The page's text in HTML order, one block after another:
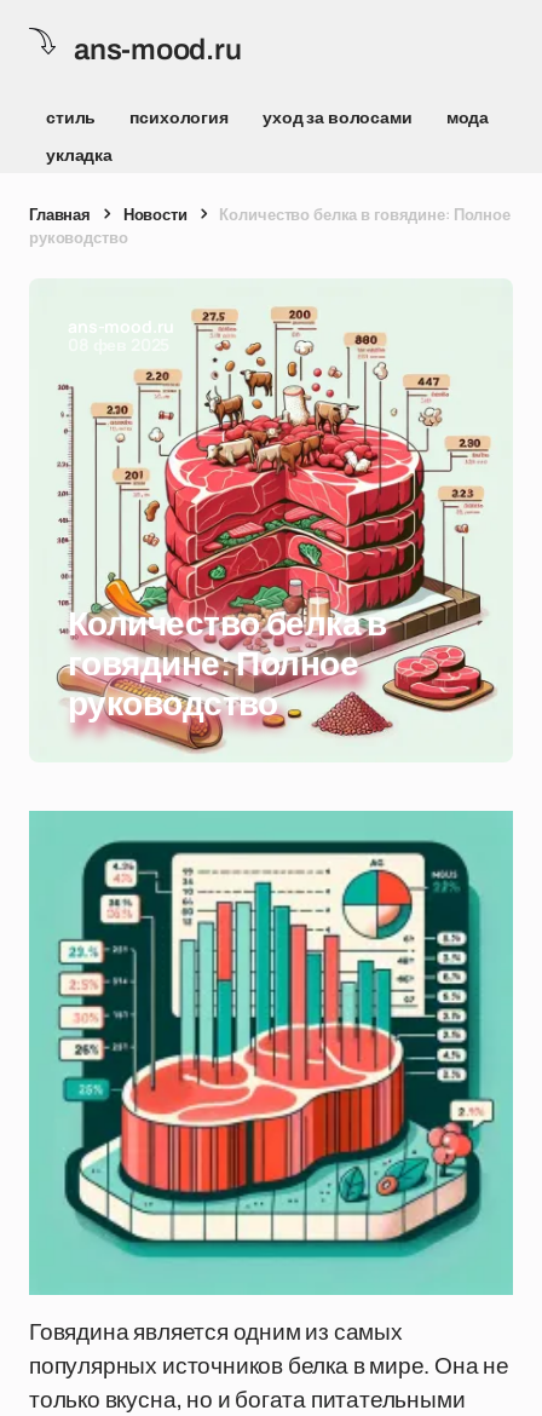
ans-mood.ru
стиль психология уход за волосами
мода
укладка
Главная Новости
Количество белка в говядине: Полное
руководство
ans-mood.ru
Количество белка в
говядине: Полное
руководство
Говядина является одним из самых
популярных источников белка в мире. Она не
только вкусна, но и богата питательными